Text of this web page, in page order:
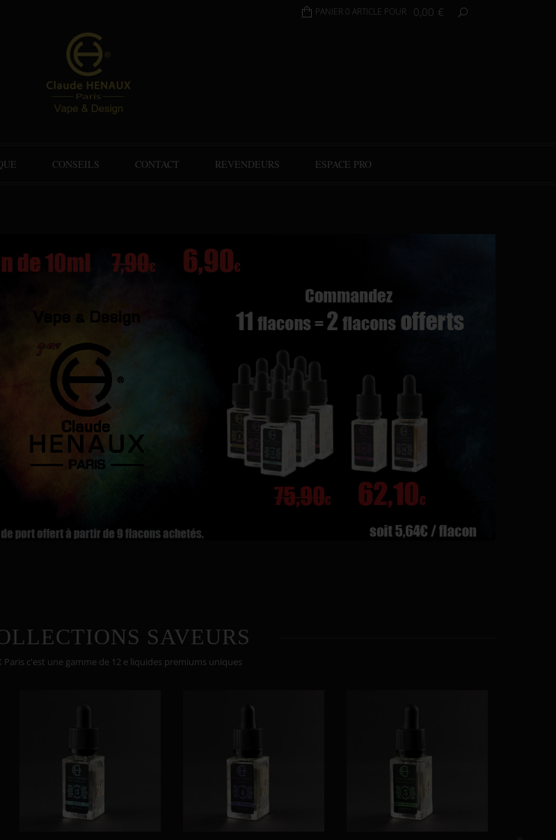
PANIER 0 ARTICLE POUR 0,00 €
CONSEILS CONTACT REVENDEURS ESPACE PRO
SAVEURS
Paris c'est une gamme de 12 e liquides premiums uniques